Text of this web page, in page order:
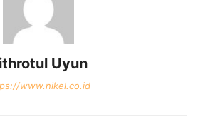
Uyun
www.nikel.co.id